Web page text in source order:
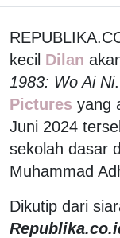
kecil Dilan
1983: Wo Ai Ni
Pictures yang
Juni 2024
sekolah dasar
Muhammad
Dikutip dari